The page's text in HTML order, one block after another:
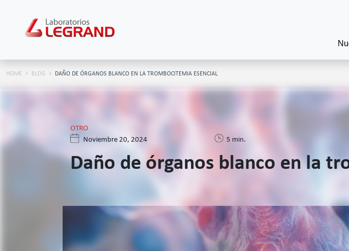
HOME BLOG DAÑO DE ÓRGANOS BLANCO EN LA TROMBOCITEMIA ESENCIAL
OTRO
Noviembre 20, 2024
5 min.
Daño de órganos blanco en la